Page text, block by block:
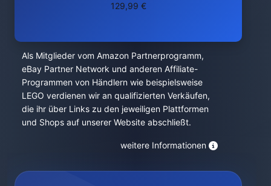
129,99 €
Als Mitglieder vom Amazon Partnerprogramm,
eBay Partner Network und anderen Affiliate-
Programmen von Händlern wie beispielsweise
LEGO verdienen wir an qualifizierten Verkäufen,
die ihr über Links zu den jeweiligen Plattformen
und Shops auf unserer Website abschließt.
weitere Informationen